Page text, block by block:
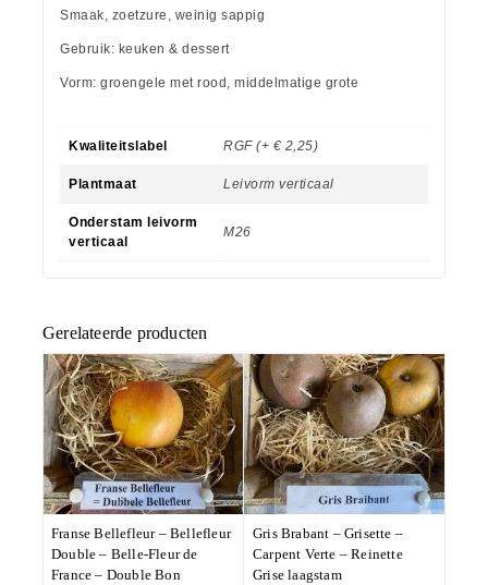
Smaak, zoetzure, weinig sappig
Gebruik: keuken & dessert
Vorm: groengele met rood, middelmatige grote
Kwaliteitslabel RGF (+ € 2,25)
Plantmaat Leivorm verticaal
Onderstam leivorm
verticaal
M26
Gerelateerde producten
Franse Bellefleur – Bellefleur
Double – Belle-Fleur de
France – Double Bon
Gris Brabant – Grisette –
Carpent Verte – Reinette
Grise laagstam